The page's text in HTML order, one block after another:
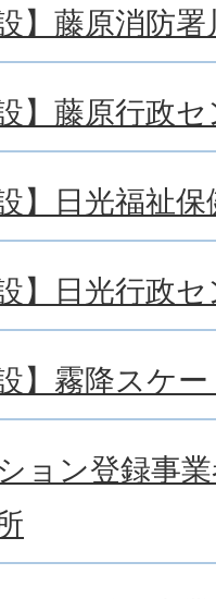
】藤原消防
】藤原行政
】日光福祉
】日光行政
】霧降スケ
ョン登録事